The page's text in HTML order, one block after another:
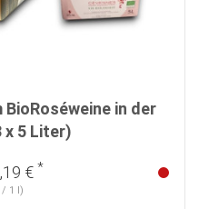
in der
x 5 Liter)
€ *
/ 1 l)